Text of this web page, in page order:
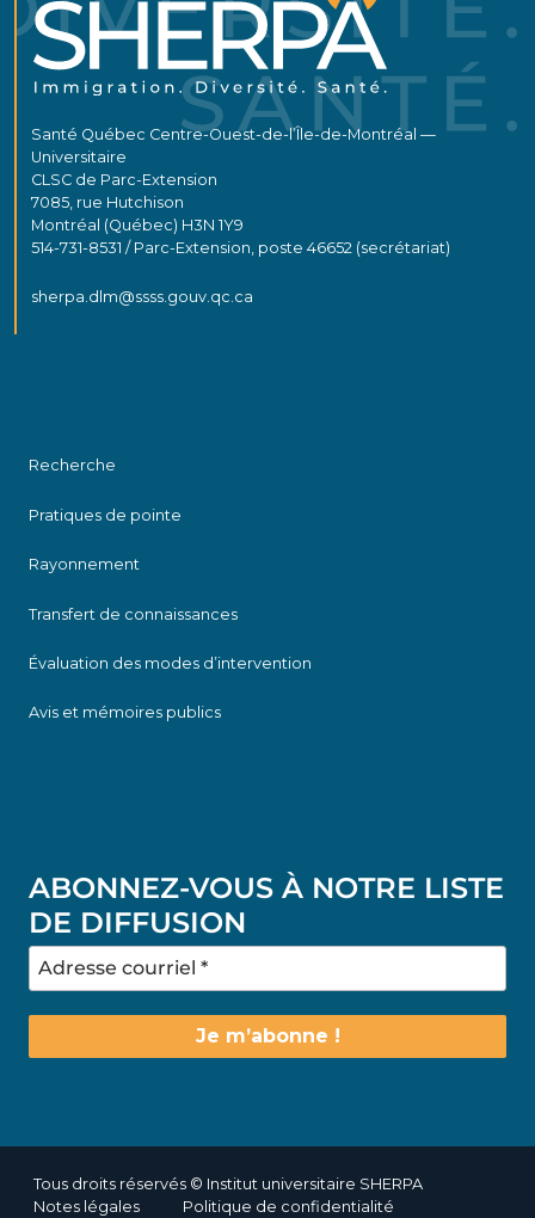
Santé Québec Centre-Ouest-de-l’Île-de-Montréal —
Universitaire
CLSC de Parc-Extension
7085, rue Hutchison
Montréal (Québec) H3N 1Y9
514-731-8531 / Parc-Extension, poste 46652 (secrétariat)
sherpa.dlm@ssss.gouv.qc.ca
Recherche
Pratiques de pointe
Rayonnement
Transfert de connaissances
Évaluation des modes d’intervention
Avis et mémoires publics
ABONNEZ-VOUS À NOTRE LISTE
DE DIFFUSION
Tous droits réservés © Institut universitaire SHERPA
Notes légales
Politique de confidentialité